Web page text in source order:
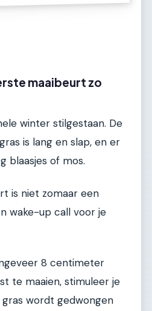
maaibeurt zo
winter stilgestaan. De
is lang en slap, en er
blaasjes of mos.
is niet zomaar een
wake-up call voor je
8 centimeter
te maaien, stimuleer je
wordt gedwongen